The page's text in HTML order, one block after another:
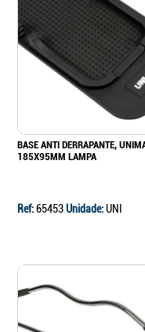
BASE ANTI DERRAPANTE,
185X95MM LAMPA
Ref:65453Unidade:UNI